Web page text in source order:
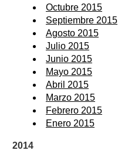
Octubre 2015
Septiembre 2015
Agosto 2015
Julio 2015
Junio 2015
Mayo 2015
Abril 2015
Marzo 2015
Febrero 2015
Enero 2015
2014